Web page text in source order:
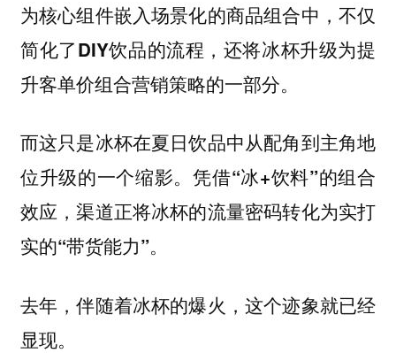
为核心组件嵌入场景化的商品组合中，不仅
简化了DIY饮品的流程，还将冰杯升级为提
升客单价组合营销策略的一部分。
而这只是冰杯在夏日饮品中从配角到主角地
位升级的一个缩影。凭借“冰+饮料”的组合
效应，渠道正将冰杯的流量密码转化为实打
实的“带货能力”。
去年，伴随着冰杯的爆火，这个迹象就已经
显现。